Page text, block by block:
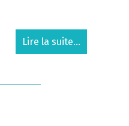
Lire la suite...